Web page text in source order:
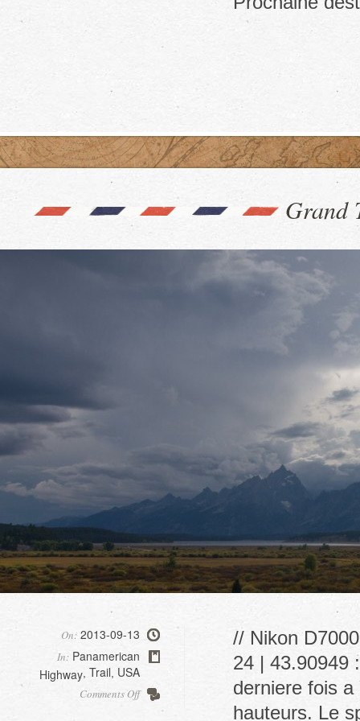
Grand
On: 2013-09-13
In: Panamerican
Highway Trail USA
Comments Offon
Grand
// Nikon
24 | 43.90949
derniere fois
hauteurs. Le